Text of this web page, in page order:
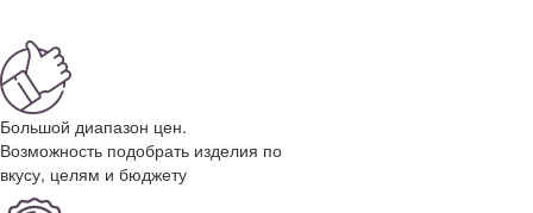
Большой диапазон цен.
Возможность подобрать изделия по
вкусу, целям и бюджету